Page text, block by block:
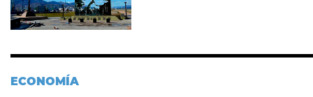
ECONOMÍA